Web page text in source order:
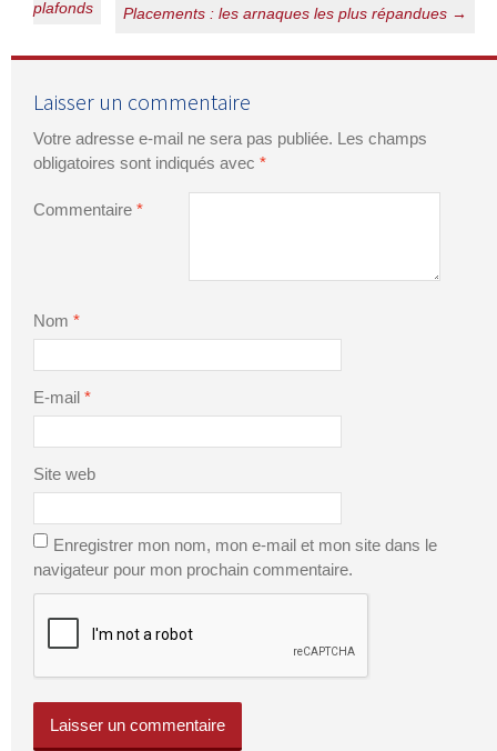
des
articles
plafonds
Placements : les arnaques les plus répandues →
Laisser un commentaire
Votre adresse e-mail ne sera pas publiée. Les champs
obligatoires sont indiqués avec *
Commentaire *
Nom *
E-mail *
Site web
Enregistrer mon nom, mon e-mail et mon site dans le
navigateur pour mon prochain commentaire.